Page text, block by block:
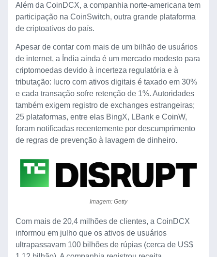
Além da CoinDCX, a companhia norte-americana tem
participação na CoinSwitch, outra grande plataforma
de criptoativos do país.
Apesar de contar com mais de um bilhão de usuários
de internet, a Índia ainda é um mercado modesto para
criptomoedas devido à incerteza regulatória e à
tributação: lucro com ativos digitais é taxado em 30%
e cada transação sofre retenção de 1%. Autoridades
também exigem registro de exchanges estrangeiras;
25 plataformas, entre elas BingX, LBank e CoinW,
foram notificadas recentemente por descumprimento
de regras de prevenção à lavagem de dinheiro.
Imagem: Getty
Com mais de 20,4 milhões de clientes, a CoinDCX
informou em julho que os ativos de usuários
ultrapassavam 100 bilhões de rúpias (cerca de US$